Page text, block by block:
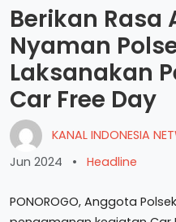
Berikan Rasa
Nyaman
Laksanakan
Car Free Day
KANAL INDONESIA
Jun 2024
• Headline
PONOROGO, Anggota